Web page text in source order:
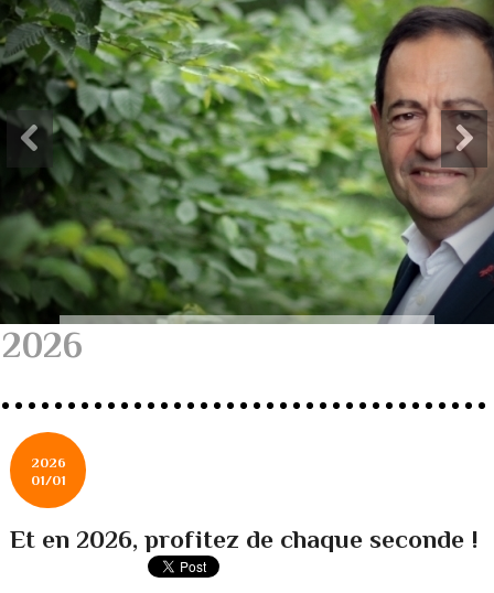
2026
2026
01/01
Et en 2026, profitez de chaque seconde !